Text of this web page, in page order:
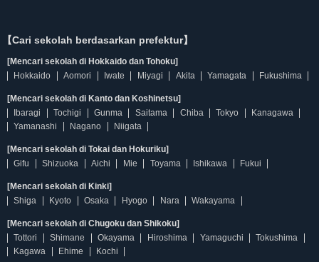
【Cari sekolah berdasarkan prefektur】
[Mencari sekolah di Hokkaido dan Tohoku]
Hokkaido
Aomori Iwate Miyagi Akita Yamagata Fukushima
[Mencari sekolah di Kanto dan Koshinetsu]
Ibaragi
Tochigi Gunma Saitama Chiba Tokyo
Kanagawa
Yamanashi
Nagano Niigata
[Mencari sekolah di Tokai dan Hokuriku]
Gifu
Shizuoka Aichi Mie Toyama Ishikawa Fukui
[Mencari sekolah di Kinki]
Shiga
Kyoto Osaka Hyogo Nara Wakayama
[Mencari sekolah di Chugoku dan Shikoku]
Tottori
Shimane Okayama Hiroshima Yamaguchi
Tokushima
Kagawa
Ehime Kochi